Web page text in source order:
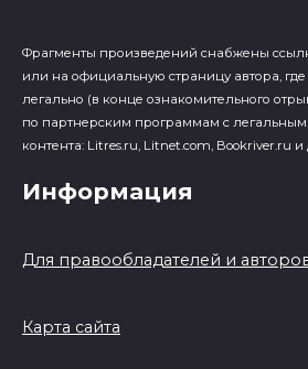
Фрагменты произведений cнабжены
или на официальную страницу автора,
легально (в конце ознакомительного
по партнерским программам с
контента: Litres.ru, Litnet.com, Bookriver.ru и
Информация
Для правообладателей и
Карта сайта